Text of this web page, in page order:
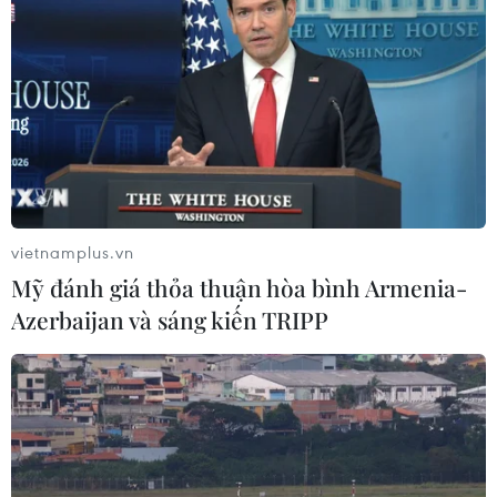
Thái Lan tăng cường quản lý sầu
riêng cuối vụ nhằm giảm áp lực dư
cung
09/08/2026 00:58
Thông cáo đặc biệt của Ban Chấp
hành Trung ương Đảng Nhân dân
Ấn Độ tái khẳng định cam kết tăng
cường quan hệ với ASEAN
08/08/2026 23:09
vietnamplus.vn
Mỹ đánh giá thỏa thuận hòa bình Armenia-
Azerbaijan và sáng kiến TRIPP